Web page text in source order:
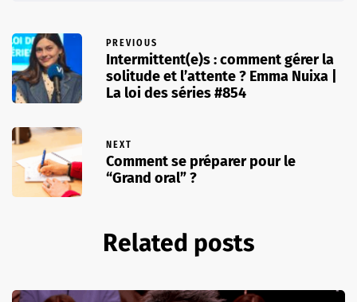
PREVIOUS
Intermittent(e)s : comment gérer la
solitude et l’attente ? Emma Nuixa |
La loi des séries #854
NEXT
Comment se préparer pour le
“Grand oral” ?
Related posts